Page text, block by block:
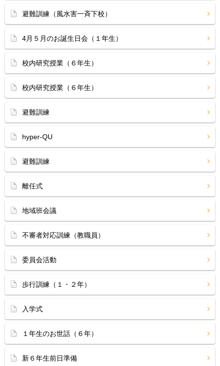
避難訓練（風水害一斉下校）
4月５月のお誕生日会（１年生）
校内研究授業（６年生）
校内研究授業（６年生）
避難訓練
hyper-QU
避難訓練
離任式
地域班会議
不審者対応訓練（教職員）
委員会活動
歩行訓練（１・２年）
入学式
１年生のお世話（６年）
新６年生前日準備